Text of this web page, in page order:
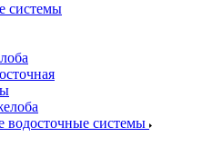
системы
водосточные системы